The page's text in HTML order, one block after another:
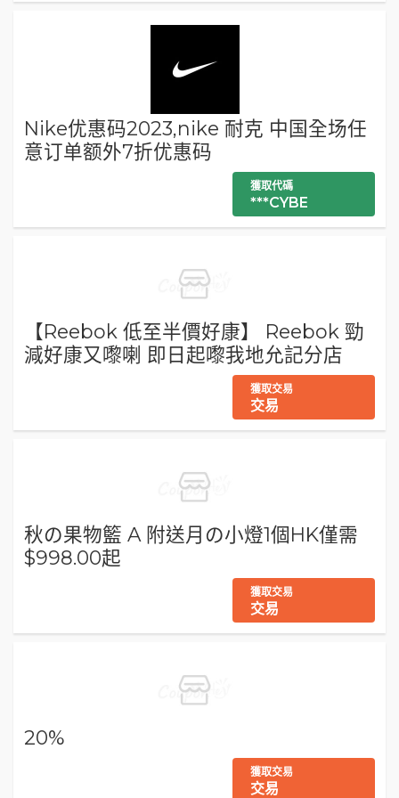
Nike优惠码2023,nike 耐克 中国全场任
意订单额外7折优惠码
獲取代碼
***CYBE
【Reebok 低至半價好康】 Reebok 勁
減好康又嚟喇 即日起嚟我地允記分店
獲取交易
交易
秋の果物籃 A 附送月の小燈1個HK僅需
$998.00起
獲取交易
交易
20%
獲取交易
交易